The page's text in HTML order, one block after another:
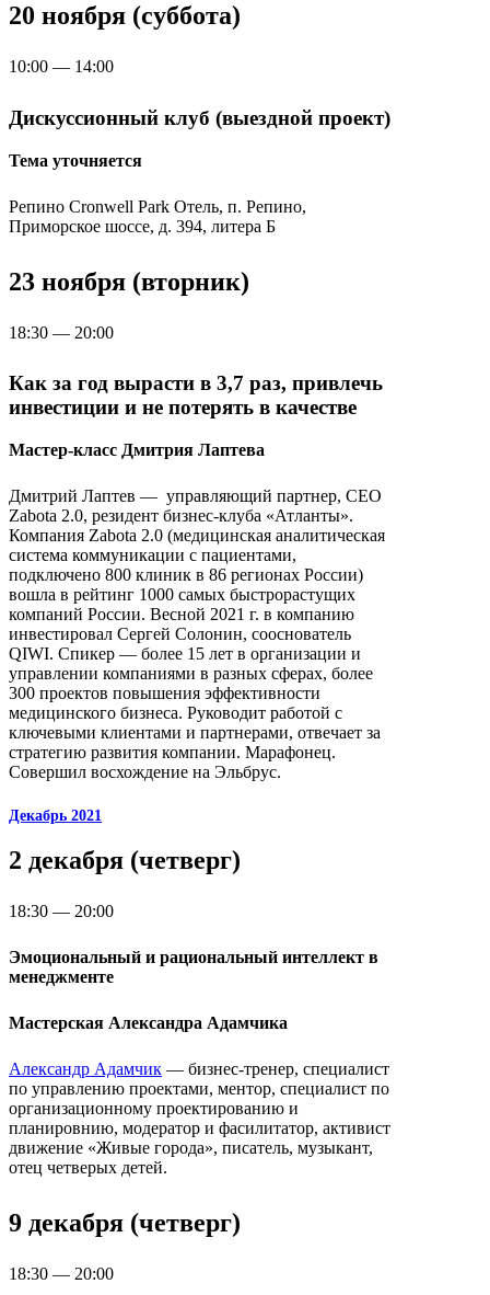
20 ноября (суббота)
10:00 — 14:00
Дискуссионный клуб (выездной проект)
Тема уточняется
Репино Cronwell Park Отель, п. Репино,
Приморское шоссе, д. 394, литера Б
23 ноября (вторник)
18:30 — 20:00
Как за год вырасти в 3,7 раз, привлечь
инвестиции и не потерять в качестве
Мастер-класс Дмитрия Лаптева
Дмитрий Лаптев — управляющий партнер, CEO
Zabota 2.0, резидент бизнес-клуба «Атланты».
Компания Zabota 2.0 (медицинская аналитическая
система коммуникации с пациентами,
подключено 800 клиник в 86 регионах России)
вошла в рейтинг 1000 самых быстрорастущих
компаний России. Весной 2021 г. в компанию
инвестировал Сергей Солонин, сооснователь
QIWI. Спикер — более 15 лет в организации и
управлении компаниями в разных сферах, более
300 проектов повышения эффективности
медицинского бизнеса. Руководит работой с
ключевыми клиентами и партнерами, отвечает за
стратегию развития компании. Марафонец.
Совершил восхождение на Эльбрус.
Декабрь 2021
2 декабря (четверг)
18:30 — 20:00
Эмоциональный и рациональный интеллект в
менеджменте
Мастерская Александра Адамчика
Александр Адамчик — бизнес-тренер, специалист
по управлению проектами, ментор, специалист по
организационному проектированию и
планировнию, модератор и фасилитатор, активист
движение «Живые города», писатель, музыкант,
отец четверых детей.
9 декабря (четверг)
18:30 — 20:00